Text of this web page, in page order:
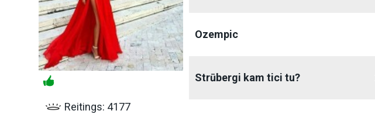
Reitings: 4177
Ozempic
Strūbergi kam tici tu?